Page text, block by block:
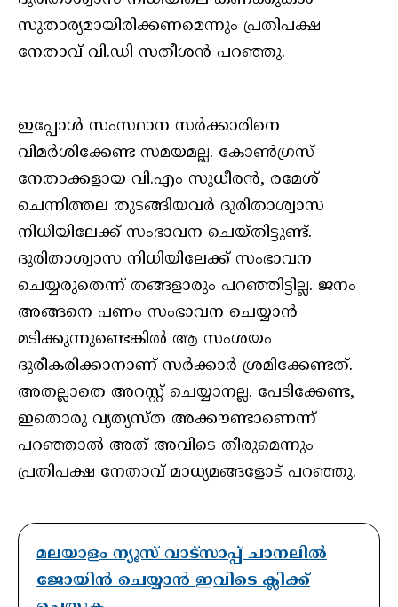
സുതാര്യമായിരിക്കണമെന്നും പ്രതിപക്ഷ
നേതാവ് വി.ഡി സതീശൻ പറഞ്ഞു.
ഇപ്പോൾ സംസ്ഥാന സർക്കാരിനെ
വിമർശിക്കേണ്ട സമയമല്ല. കോൺഗ്രസ്
നേതാക്കളായ വി.എം സുധീരൻ, രമേശ്
ചെന്നിത്തല തുടങ്ങിയവർ ദുരിതാശ്വാസ
നിധിയിലേക്ക് സംഭാവന ചെയ്തിട്ടുണ്ട്.
ദുരിതാശ്വാസ നിധിയിലേക്ക് സംഭാവന
ചെയ്യരുതെന്ന് തങ്ങളാരും പറഞ്ഞിട്ടില്ല. ജനം
അങ്ങനെ പണം സംഭാവന ചെയ്യാൻ
മടിക്കുന്നുണ്ടെങ്കിൽ ആ സംശയം
ദുരീകരിക്കാനാണ് സർക്കാർ ശ്രമിക്കേണ്ടത്.
അതല്ലാതെ അറസ്റ്റ് ചെയ്യാനല്ല. പേടിക്കേണ്ട,
ഇതൊരു വ്യത്യസ്ത അക്കൗണ്ടാണെന്ന്
പറഞ്ഞാൽ അത് അവിടെ തീരുമെന്നും
പ്രതിപക്ഷ നേതാവ് മാധ്യമങ്ങളോട്‌ പറഞ്ഞു.
മലയാളം ന്യൂസ് വാട്സാപ്പ് ചാനലിൽ
ജോയിൻ ചെയ്യാൻ ഇവിടെ ക്ലിക്ക്